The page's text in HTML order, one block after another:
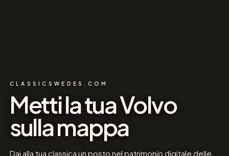
CLASSICSWEDES.COM
Metti la tua Volvo
sulla mappa
Dai alla tua classica un posto nel patrimonio digitale delle